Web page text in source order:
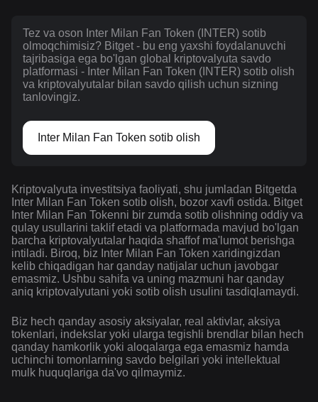
Tez va oson Inter Milan Fan Token (INTER) sotib
olmoqchimisiz? Bitget - bu eng yaxshi foydalanuvchi
tajribasiga ega bo'lgan global kriptovalyuta savdo
platformasi - Inter Milan Fan Token (INTER) sotib olish
va kriptovalyutalar bilan savdo qilish uchun sizning
tanlovingiz.
Inter Milan Fan Token sotib olish
Kriptovalyuta investitsiya faoliyati, shu jumladan Bitgetda
Inter Milan Fan Token sotib olish, bozor xavfi ostida. Bitget
Inter Milan Fan Tokenni bir zumda sotib olishning oddiy va
qulay usullarini taklif etadi va platformada mavjud bo'lgan
barcha kriptovalyutalar haqida shaffof ma'lumot berishga
intiladi. Biroq, biz Inter Milan Fan Token xaridingizdan
kelib chiqadigan har qanday natijalar uchun javobgar
emasmiz. Ushbu sahifa va uning mazmuni har qanday
aniq kriptovalyutani yoki sotib olish usulini tasdiqlamaydi.
Biz hech qanday asosiy aksiyalar, real aktivlar, aksiya
tokenlari, indekslar yoki ularga tegishli brendlar bilan hech
qanday hamkorlik yoki aloqalarga ega emasmiz hamda
uchinchi tomonlarning savdo belgilari yoki intellektual
mulk huquqlariga da'vo qilmaymiz.